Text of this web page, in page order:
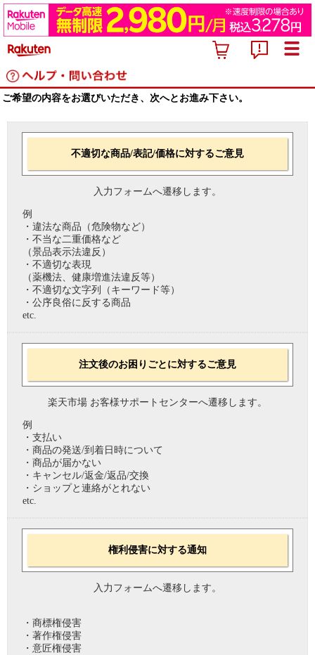
ご希望の内容をお選びいただき、次へとお進み下さい。
不適切な商品/表記/価格に対するご意見
入力フォームへ遷移します。
例
・違法な商品（危険物など）
・不当な二重価格など
（景品表示法違反）
・不適切な表現
（薬機法、健康増進法違反等）
・不適切な文字列（キーワード等）
・公序良俗に反する商品
etc.
注文後のお困りごとに対するご意見
楽天市場 お客様サポートセンターへ遷移します。
例
・支払い
・商品の発送/到着日時について
・商品が届かない
・キャンセル/返金/返品/交換
・ショップと連絡がとれない
etc.
権利侵害に対する通知
入力フォームへ遷移します。
・商標権侵害
・著作権侵害
・意匠権侵害